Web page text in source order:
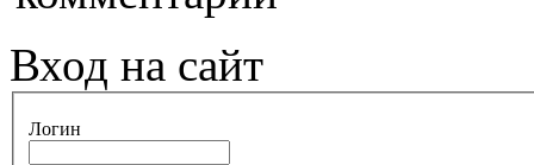
Вход на сайт
Логин